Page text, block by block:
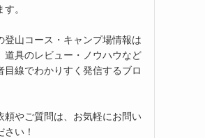
。
登山コース・キャンプ場情報は
道具のレビュー・ノウハウなど
目線でわかりすく発信するブロ
頼やご質問は、お気軽にお問い
さい！